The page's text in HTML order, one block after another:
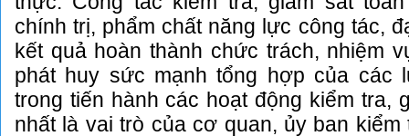
chính trị, phẩm chất năng lực công tác,
kết quả hoàn thành chức trách, nhiệm
phát huy sức mạnh tổng hợp của các
trong tiến hành các hoạt động kiểm tra,
nhất là vai trò của cơ quan, ủy ban